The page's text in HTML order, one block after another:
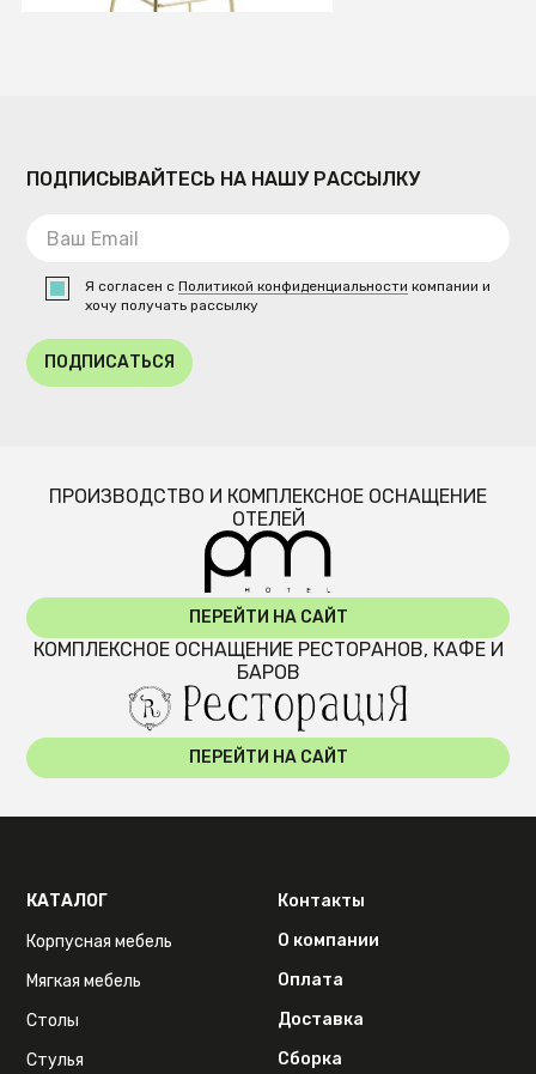
ПОДПИСЫВАЙТЕСЬ НА НАШУ РАССЫЛКУ
Я согласен сПолитикой конфиденциальности компании и
хочу получать рассылку
ПОДПИСАТЬСЯ
ПРОИЗВОДСТВО И КОМПЛЕКСНОЕ ОСНАЩЕНИЕ
ОТЕЛЕЙ
ПЕРЕЙТИ НА САЙТ
КОМПЛЕКСНОЕ ОСНАЩЕНИЕ РЕСТОРАНОВ, КАФЕ И
БАРОВ
ПЕРЕЙТИ НА САЙТ
КАТАЛОГ
Корпусная мебель
Мягкая мебель
Столы
Стулья
Контакты
О компании
Оплата
Доставка
Сборка